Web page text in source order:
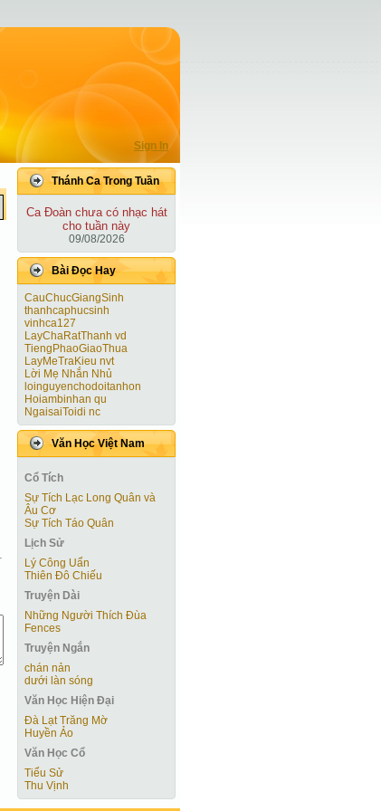
Sign In
Thánh Ca Trong Tuần
Ca Ðoàn chưa có nhạc hát
cho tuần này
09/08/2026
Bài Ðọc Hay
CauChucGiangSinh
thanhcaphucsinh
vinhca127
LayChaRatThanh vd
TiengPhaoGiaoThua
LayMeTraKieu nvt
Lời Mẹ Nhắn Nhủ
loinguyenchodoitanhon
Hoiambinhan qu
NgaisaiToidi nc
Văn Học Việt Nam
Cổ Tích
Sự Tích Lạc Long Quân và
Âu Cơ
Sự Tích Táo Quân
Lịch Sử
Lý Công Uẩn
Thiên Đô Chiếu
Truyện Dài
Những Người Thích Đùa
Fences
Truyện Ngắn
chán nản
dưới làn sóng
Văn Học Hiện Ðại
Đà Lạt Trăng Mờ
Huyền Ảo
Văn Học Cổ
Tiểu Sử
Thu Vịnh